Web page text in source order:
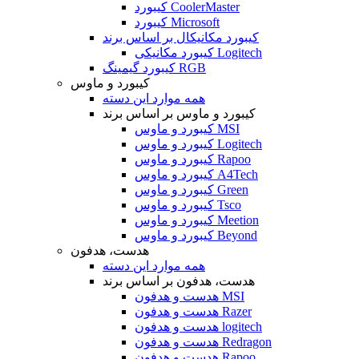
کیبورد CoolerMaster
کیبورد Microsoft
کیبورد مکانیکال بر اساس برند
کیبورد مکانیکی Logitech
کیبورد گیمینگ RGB
کیبورد و ماوس
همه موارد این دسته
کیبورد و ماوس بر اساس برند
کیبورد و ماوس MSI
کیبورد و ماوس Logitech
کیبورد و ماوس Rapoo
کیبورد و ماوس A4Tech
کیبورد و ماوس Green
کیبورد و ماوس Tsco
کیبورد و ماوس Meetion
کیبورد و ماوس Beyond
هدست، هدفون
همه موارد این دسته
هدست، هدفون بر اساس برند
هدست و هدفون MSI
هدست و هدفون Razer
هدست و هدفون logitech
هدست و هدفون Redragon